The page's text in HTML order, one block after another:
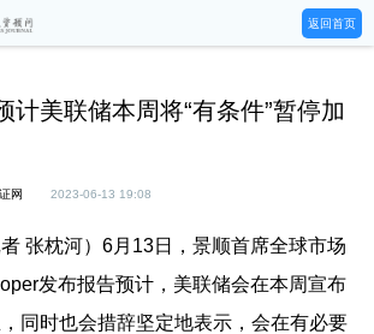
返回首页
计美联储本周将“有条件”暂停加
网 2023-06-13 19:08
枕河）6月13日，景顺首席全球市场
发布报告预计，美联储会在本周宣布
同时也会措辞坚定地表示，会在有必要